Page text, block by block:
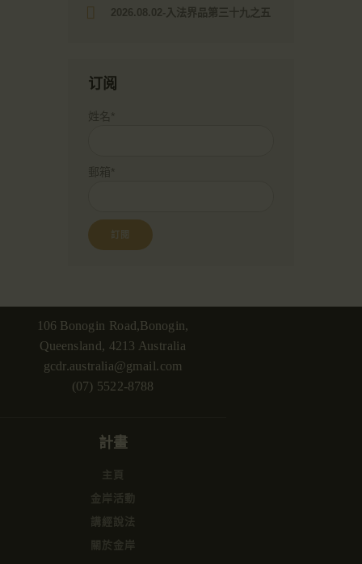
2026.08.02-入法界品第三十九之五
订阅
姓名*
郵箱*
106 Bonogin Road,Bonogin,
Queensland, 4213 Australia
gcdr.australia@gmail.com
(07) 5522-8788
計畫
主頁
金岸活動
講經說法
關於金岸